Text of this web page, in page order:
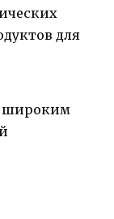
для
широким